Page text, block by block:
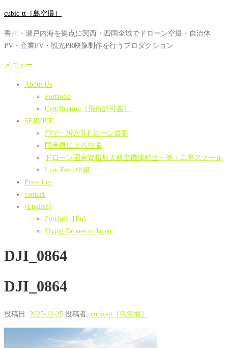
コ
テ
ン
ツ
cubic-tt［島空撮］
香川・瀬戸内海を拠点に関西・四国全域でドローン空撮・自治体
PV・企業PV・観光PR映像制作を行うプロダクション
メニュー
About Us
Portfolio
Certification［飛行許可書］
SERVICE
FPV・360VRドローン撮影
国産機による空撮
ドローン国家資格無人航空機操縦士一等・二等スクール
Live Feed 中継
Price List
contact
[English]
Portfolio [En]
Flying Drones in Japan
DJI_0864
DJI_0864
投稿日: 2025-12-25 投稿者: cubic-tt［島空撮］